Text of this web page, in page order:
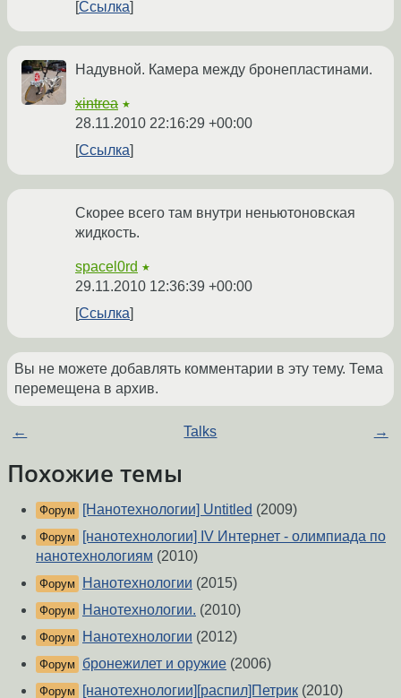
Ссылка
Надувной. Камера между бронепластинами.
xintrea ★
28.11.2010 22:16:29 +00:00
Ссылка
Скорее всего там внутри неньютоновская
жидкость.
spacel0rd ★
29.11.2010 12:36:39 +00:00
Ссылка
Вы не можете добавлять комментарии в эту тему. Тема
перемещена в архив.
← Talks →
Похожие темы
Форум [Нанотехнологии] Untitled (2009)
Форум
[нанотехнологии] IV Интернет - олимпиада по
нанотехнологиям (2010)
Форум Нанотехнологии (2015)
Форум Нанотехнологии. (2010)
Форум Нанотехнологии (2012)
Форум бронежилет и оружие (2006)
Форум [нанотехнологии][распил]Петрик (2010)